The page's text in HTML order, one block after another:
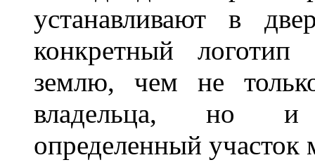
устанавливают в
конкретный логотип
землю, чем не
владельца, но и
определенный участок